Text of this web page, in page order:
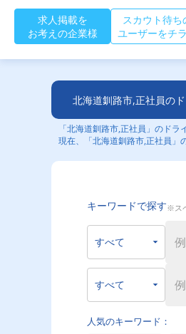
求人掲載を
お考えの企業様
スカウト待ち
ユーザーをチ
北海道釧路市,正社員の
「北海道釧路市,正社員」のドラ
現在、「北海道釧路市,正社員」
キーワードで探す※ス
人気のキーワード：